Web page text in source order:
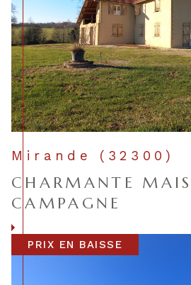
Mirande (32300)
CHARMANTE
CAMPAGNE
PRIX EN BAISSE